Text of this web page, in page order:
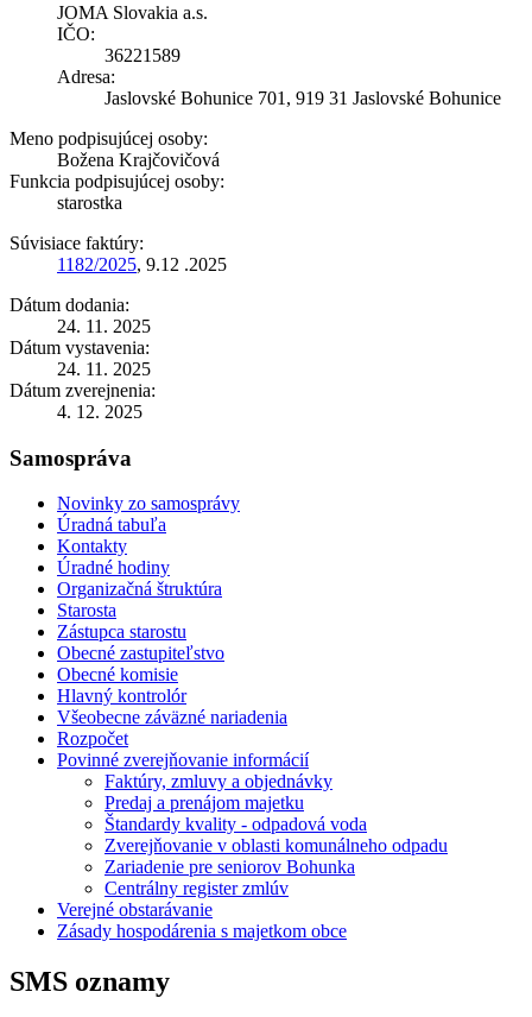
JOMA Slovakia a.s.
IČO:
36221589
Adresa:
Jaslovské Bohunice 701, 919 31 Jaslovské Bohunice
Meno podpisujúcej osoby:
Božena Krajčovičová
Funkcia podpisujúcej osoby:
starostka
Súvisiace faktúry:
1182/2025, 9.12 .2025
Dátum dodania:
24. 11. 2025
Dátum vystavenia:
24. 11. 2025
Dátum zverejnenia:
4. 12. 2025
Samospráva
Novinky zo samosprávy
Úradná tabuľa
Kontakty
Úradné hodiny
Organizačná štruktúra
Starosta
Zástupca starostu
Obecné zastupiteľstvo
Obecné komisie
Hlavný kontrolór
Všeobecne záväzné nariadenia
Rozpočet
Povinné zverejňovanie informácií
Faktúry, zmluvy a objednávky
Predaj a prenájom majetku
Štandardy kvality - odpadová voda
Zverejňovanie v oblasti komunálneho odpadu
Zariadenie pre seniorov Bohunka
Centrálny register zmlúv
Verejné obstarávanie
Zásady hospodárenia s majetkom obce
SMS oznamy